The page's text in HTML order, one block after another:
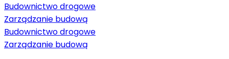
Budownictwo drogowe
Zarządzanie budową
Budownictwo drogowe
Zarządzanie budową